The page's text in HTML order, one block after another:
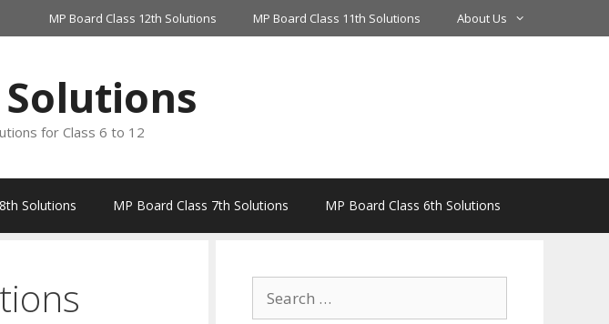
MP Board Class 12th Solutions MP Board Class 11th Solutions About Us
for Class 6 to 12
Solutions MP Board Class 7th Solutions MP Board Class 6th Solutions
for: